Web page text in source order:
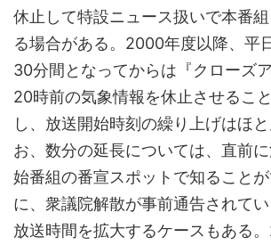
休止して特設ニュース扱いで本番
る場合がある。2000年度以降、平
30分間となってからは『クローズ
20時前の気象情報を休止させるこ
し、放送開始時刻の繰り上げはほ
お、数分の延長については、直前
始番組の番宣スポットで知ること
に、衆議院解散が事前通告されて
放送時間を拡大するケースもある